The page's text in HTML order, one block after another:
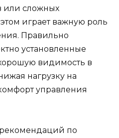
или сложных
играет важную роль
Правильно
установленные
видимость в
нагрузку на
управления
по